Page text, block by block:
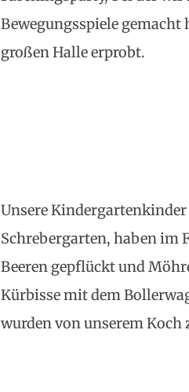
Bewegungsspiele gemacht
großen Halle erprobt.
Unsere
Schrebergarten, haben im
Beeren gepflückt und
Kürbisse mit dem
wurden von unserem Koch